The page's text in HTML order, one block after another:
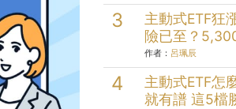
主動式ETF狂
險已至？
清這些
作者： 呂珮辰
主動式ETF怎
就有譜 這5檔